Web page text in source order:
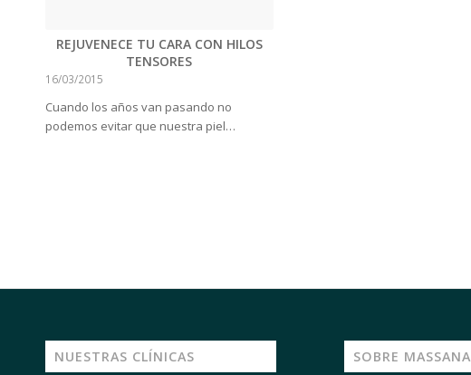
REJUVENECE TU CARA CON HILOS
TENSORES
16/03/2015
Cuando los años van pasando no
podemos evitar que nuestra piel…
NUESTRAS CLÍNICAS SOBRE MASSANA